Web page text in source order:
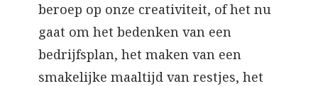
beroep op onze creativiteit, of het nu
gaat om het bedenken van een
bedrijfsplan, het maken van een
smakelijke maaltijd van restjes, het